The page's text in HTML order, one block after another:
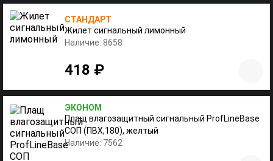
СТАНДАРТ
Жилет сигнальный лимонный
Наличие: 8658
418 ₽
ЭКОНОМ
Плащ влагозащитный сигнальный ProfLineBase
СОП (ПВХ,180), желтый
Наличие: 7562